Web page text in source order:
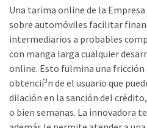
Una tarima online de la
sobre automóviles facilitar
intermediarios a probables
con manga larga cualquier
online. Esto fulmina una
obtencií³n de el usuario que
dilación en la sanción del
o bien semanas. La innovadora